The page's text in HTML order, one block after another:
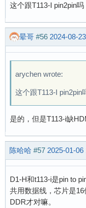
这个跟T113-I pin2pin吗
晕哥 #56 2024-08-
arychen wrote:
这个跟T113-I pin2pin
是的，但是T113-i缺
陈哈哈 #57 2025-01-06
D1-H和t113-i是pin to
共用数据线，芯片是
DDR才对嘛。